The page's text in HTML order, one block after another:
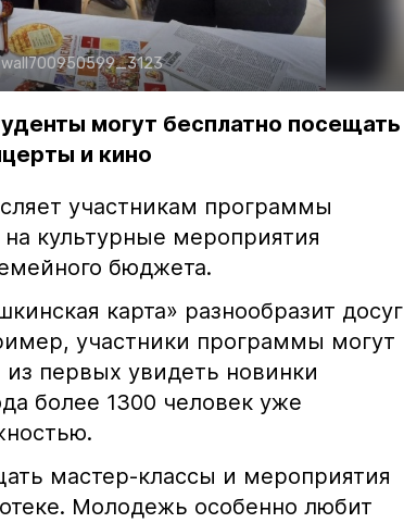
могут бесплатно посещать
и кино
участникам программы
культурные мероприятия
бюджета.
карта» разнообразит досуг
участники программы могут
первых увидеть новинки
более 1300 человек уже
мастер-классы и мероприятия
Молодежь особенно любит